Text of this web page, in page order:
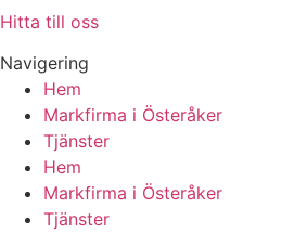
Hitta till oss
Navigering
Hem
Markfirma i Österåker
Tjänster
Hem
Markfirma i Österåker
Tjänster